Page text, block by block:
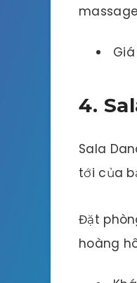
4.
Sala
tới của
Đặt
hoàng